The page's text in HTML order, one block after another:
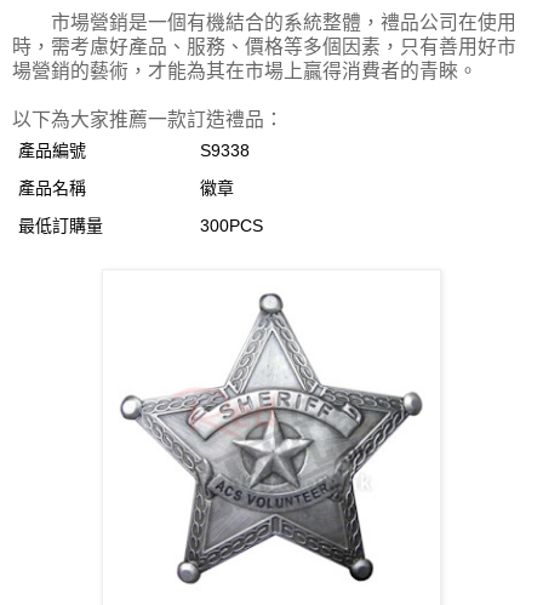
市場營銷是一個有機結合的系統整體，禮品公司在使用
時，需考慮好產品、服務、價格等多個因素，只有善用好市
場營銷的藝術，才能為其在市場上贏得消費者的青睞。
以下為大家推薦一款訂造禮品：
產品編號
S9338
產品名稱
徽章
最低訂購量
300PCS